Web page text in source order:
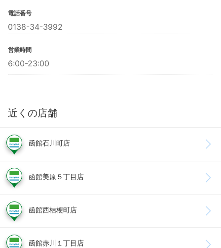
電話番号
0138-34-3992
営業時間
6:00-23:00
近くの店舗
函館石川町店
函館美原５丁目店
函館西桔梗町店
函館赤川１丁目店